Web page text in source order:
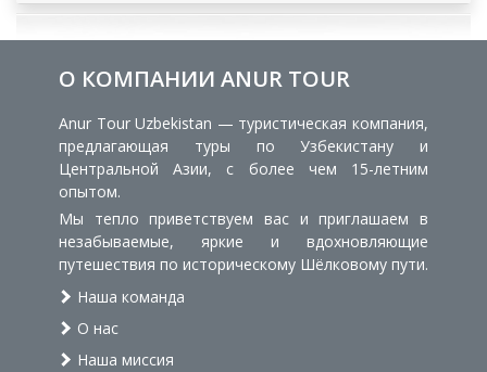
О КОМПАНИИ ANUR TOUR
Anur Tour Uzbekistan — туристическая компания,
предлагающая туры по Узбекистану и
Центральной Азии, с более чем 15-летним
опытом.
Мы тепло приветствуем вас и приглашаем в
незабываемые, яркие и вдохновляющие
путешествия по историческому Шёлковому пути.
Наша команда
О нас
Наша миссия